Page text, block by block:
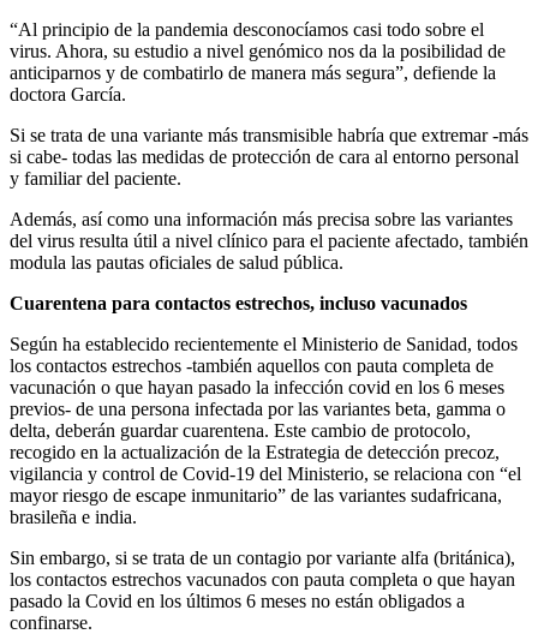
“Al principio de la pandemia desconocíamos casi todo sobre el
virus. Ahora, su estudio a nivel genómico nos da la posibilidad de
anticiparnos y de combatirlo de manera más segura”, defiende la
doctora García.
Si se trata de una variante más transmisible habría que extremar -más
si cabe- todas las medidas de protección de cara al entorno personal
y familiar del paciente.
Además, así como una información más precisa sobre las variantes
del virus resulta útil a nivel clínico para el paciente afectado, también
modula las pautas oficiales de salud pública.
Cuarentena para contactos estrechos, incluso vacunados
Según ha establecido recientemente el Ministerio de Sanidad, todos
los contactos estrechos -también aquellos con pauta completa de
vacunación o que hayan pasado la infección covid en los 6 meses
previos- de una persona infectada por las variantes beta, gamma o
delta, deberán guardar cuarentena. Este cambio de protocolo,
recogido en la actualización de la Estrategia de detección precoz,
vigilancia y control de Covid-19 del Ministerio, se relaciona con “el
mayor riesgo de escape inmunitario” de las variantes sudafricana,
brasileña e india.
Sin embargo, si se trata de un contagio por variante alfa (británica),
los contactos estrechos vacunados con pauta completa o que hayan
pasado la Covid en los últimos 6 meses no están obligados a
confinarse.